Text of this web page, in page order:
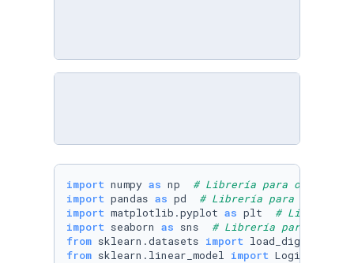
import numpy as np # Librería para
import pandas as pd # Librería para
import matplotlib.pyplot as plt # Librería
import seaborn as sns # Librería para
from sklearn.datasets import load_digits
from sklearn.linear_model import